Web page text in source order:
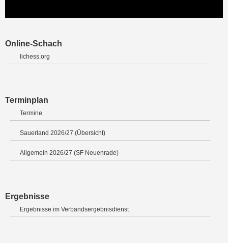
Online-Schach
lichess.org
Terminplan
Termine
Sauerland 2026/27 (Übersicht)
Allgemein 2026/27 (SF Neuenrade)
Ergebnisse
Ergebnisse im Verbandsergebnisdienst